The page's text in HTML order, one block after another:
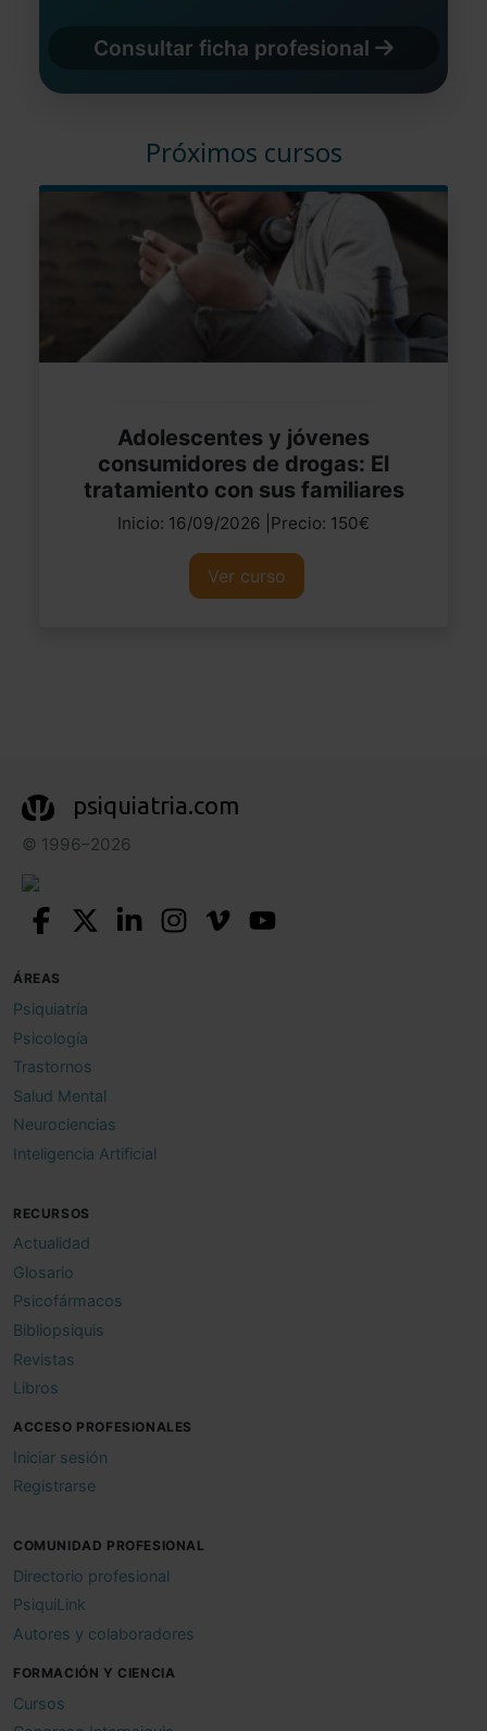
Consultar ficha profesional
Próximos cursos
Adolescentes y jóvenes
consumidores de drogas: El
tratamiento con sus familiares
Inicio: 16/09/2026 |Precio: 150€
Ver curso
psiquiatria.com
© 1996–2026
ÁREAS
Psiquiatría
Psicología
Trastornos
Salud Mental
Neurociencias
Inteligencia Artificial
RECURSOS
Actualidad
Glosario
Psicofármacos
Bibliopsiquis
Revistas
Libros
ACCESO PROFESIONALES
Iniciar sesión
Registrarse
COMUNIDAD PROFESIONAL
Directorio profesional
PsiquiLink
Autores y colaboradores
FORMACIÓN Y CIENCIA
Cursos